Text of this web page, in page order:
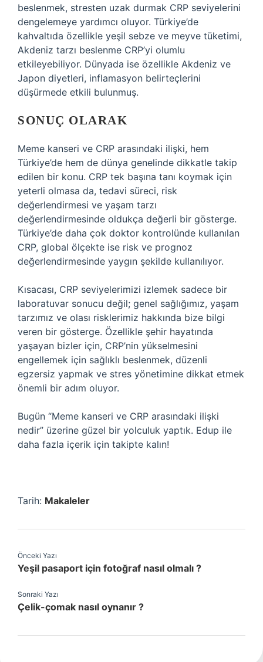
beslenmek, stresten uzak durmak CRP seviyelerini
dengelemeye yardımcı oluyor. Türkiye’de
kahvaltıda özellikle yeşil sebze ve meyve tüketimi,
Akdeniz tarzı beslenme CRP’yi olumlu
etkileyebiliyor. Dünyada ise özellikle Akdeniz ve
Japon diyetleri, inflamasyon belirteçlerini
düşürmede etkili bulunmuş.
SONUÇ OLARAK
Meme kanseri ve CRP arasındaki ilişki, hem
Türkiye’de hem de dünya genelinde dikkatle takip
edilen bir konu. CRP tek başına tanı koymak için
yeterli olmasa da, tedavi süreci, risk
değerlendirmesi ve yaşam tarzı
değerlendirmesinde oldukça değerli bir gösterge.
Türkiye’de daha çok doktor kontrolünde kullanılan
CRP, global ölçekte ise risk ve prognoz
değerlendirmesinde yaygın şekilde kullanılıyor.
Kısacası, CRP seviyelerimizi izlemek sadece bir
laboratuvar sonucu değil; genel sağlığımız, yaşam
tarzımız ve olası risklerimiz hakkında bize bilgi
veren bir gösterge. Özellikle şehir hayatında
yaşayan bizler için, CRP’nin yükselmesini
engellemek için sağlıklı beslenmek, düzenli
egzersiz yapmak ve stres yönetimine dikkat etmek
önemli bir adım oluyor.
Bugün “Meme kanseri ve CRP arasındaki ilişki
nedir” üzerine güzel bir yolculuk yaptık. Edup ile
daha fazla içerik için takipte kalın!
Tarih: Makaleler
Önceki Yazı
Yeşil pasaport için fotoğraf nasıl olmalı ?
Sonraki Yazı
Çelik-çomak nasıl oynanır ?